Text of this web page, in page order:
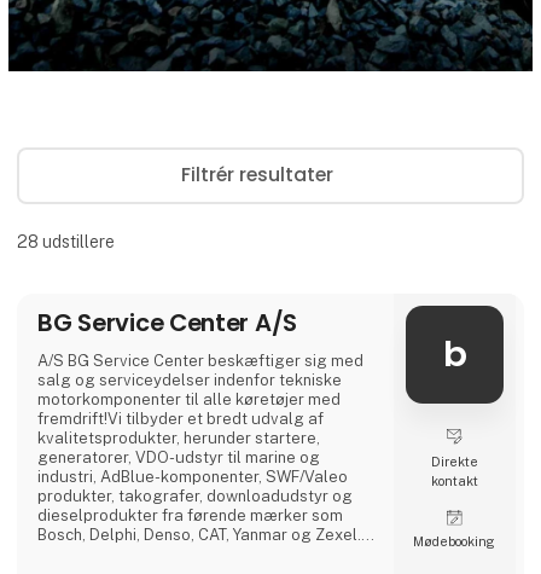
Filtrér resultater
28 udstillere
BG Service Center A/S
A/S BG Service Center beskæftiger sig med
salg og serviceydelser indenfor tekniske
motorkomponenter til alle køretøjer med
fremdrift!Vi tilbyder et bredt udvalg af
kvalitetsprodukter, herunder startere,
generatorer, VDO-udstyr til marine og
industri, AdBlue-komponenter, SWF/Valeo
produkter, takografer, downloadudstyr og
dieselprodukter fra førende mærker som
Bosch, Delphi, Denso, CAT, Yanmar og Zexel.Vi
b
Direkte
kontakt
Møde­booking